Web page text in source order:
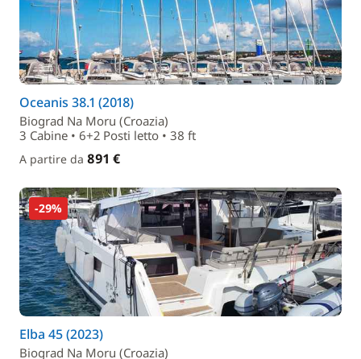
Oceanis 38.1 (2018)
Biograd Na Moru (Croazia)
3 Cabine • 6+2 Posti letto • 38 ft
A partire da 891 €
-29%
Elba 45 (2023)
Biograd Na Moru (Croazia)